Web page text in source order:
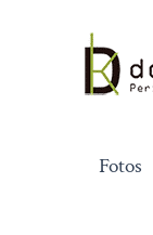
contenido
Fotos